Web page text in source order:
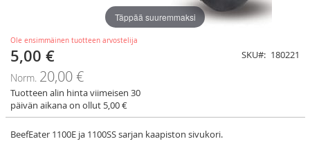
Ole ensimmäinen tuotteen arvostelija
Tarjoushinta
5,00 €
Norm. 20,00 €
Tuotteen alin hinta viimeisen 30
päivän aikana on ollut 5,00 €
SKU 180221
BeefEater 1100E ja 1100SS sarjan kaapiston sivukori.
Täppää suuremmaksi